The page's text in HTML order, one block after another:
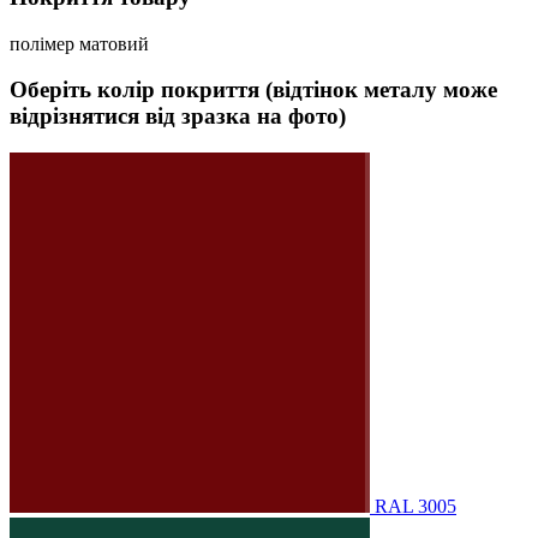
полімер матовий
Оберіть колір покриття (відтінок металу може
відрізнятися від зразка на фото)
RAL 3005